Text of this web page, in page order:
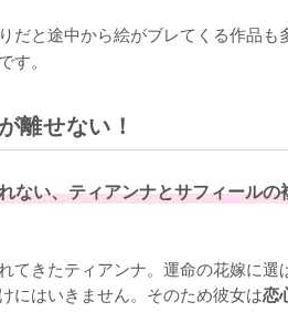
と途中から絵がブレてくる作品も
す。
離せない！
ない、ティアンナとサフィールの
てきたティアンナ。運命の花嫁に選
にはいきません。そのため彼女は恋